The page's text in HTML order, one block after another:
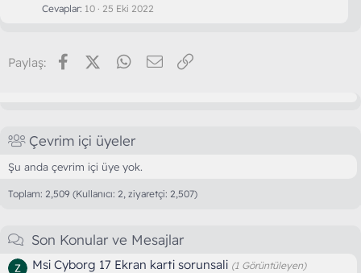
Cevaplar 10 25 Eki 2022
Paylaş: FacebookX (Twitter)WhatsApp
E-posta
Çevrim içi üyeler
Şu anda çevrim içi üye yok.
Toplam: 2,509 (Kullanıcı: 2, ziyaretçi: 2,507)
Son Konular ve Mesajlar
Msi Cyborg 17 Ekran karti sorunsali (1 Görüntüleyen)